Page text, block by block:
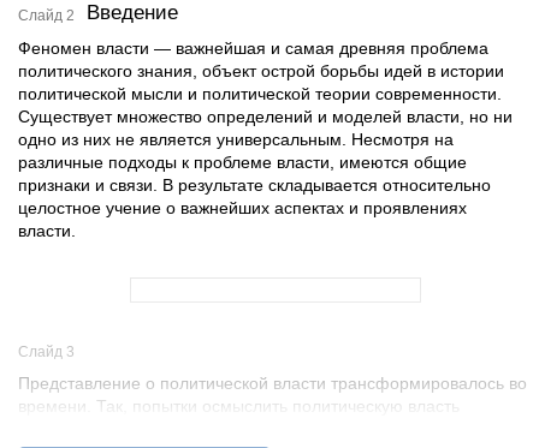
Слайд 2 Введение
Феномен власти — важнейшая и самая древняя проблема
политического знания, объект острой борьбы идей в истории
политической мысли и политической теории современности.
Существует множество определений и моделей власти, но ни
одно из них не является универсальным. Несмотря на
различные подходы к проблеме власти, имеются общие
признаки и связи. В результате складывается относительно
целостное учение о важнейших аспектах и проявлениях
власти.
Слайд 3
Представление о политической власти трансформировалось во
времени. Так, попытки осмыслить политическую власть